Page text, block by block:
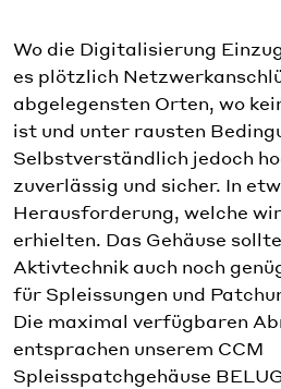
Wo die Digitalisierung
es plötzlich
abgelegensten Orten, wo
ist und unter rausten
Selbstverständlich jedoch
zuverlässig und sicher. In
Herausforderung, welche
erhielten. Das Gehäuse
Aktivtechnik auch noch
für Spleissungen und
Die maximal verfügbaren
entsprachen unserem CCM
Spleisspatchgehäuse